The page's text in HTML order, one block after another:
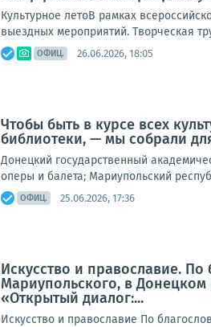
Культурное летоВ рамках
выездных мероприятий. Творческая
ОФИЦ. 26.06.2026, 18:05
Чтобы быть в курсе всех
библиотеки, — мы собрали
Донецкий государственный
оперы и балета; Мариупольский
ОФИЦ. 25.06.2026, 17:36
Искусство и православие.
Мариупольского, в Донецком
«Открытый диалог:...
Искусство и православие По